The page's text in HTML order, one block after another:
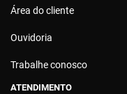
Área do cliente
Ouvidoria
Trabalhe conosco
ATENDIMENTO